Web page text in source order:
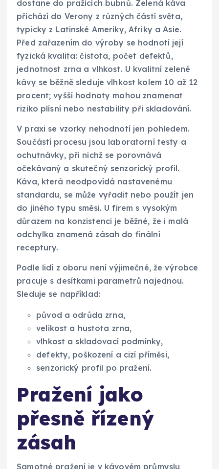
dostane do pražicích bubnů. Zelená káva
přichází do Verony z různých částí světa,
typicky z Latinské Ameriky, Afriky a Asie.
Před zařazením do výroby se hodnotí její
fyzická kvalita: čistota, počet defektů,
jednotnost zrna a vlhkost. U kvalitní zelené
kávy se běžně sleduje vlhkost kolem 10 až 12
procent; vyšší hodnoty mohou znamenat
riziko plísní nebo nestability při skladování.
V praxi se vzorky nehodnotí jen pohledem.
Součástí procesu jsou laboratorní testy a
ochutnávky, při nichž se porovnává
očekávaný a skutečný senzorický profil.
Káva, která neodpovídá nastavenému
standardu, se může vyřadit nebo použít jen
do jiného typu směsi. U firem s vysokým
důrazem na konzistenci je běžné, že i malá
odchylka znamená zásah do finální
receptury.
Podle lidí z oboru není výjimečné, že výrobce
pracuje s desítkami parametrů najednou.
Sleduje se například:
původ a odrůda zrna,
velikost a hustota zrna,
vlhkost a skladovací podmínky,
defekty, poškození a cizí příměsi,
senzorický profil po pražení.
Pražení jako
přesně řízený
zásah
Samotné pražení je v kávovém průmyslu